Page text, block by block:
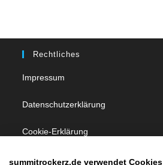
Rechtliches
Impressum
Datenschutzerklärung
Cookie-Erklärung
summitrockerz.de verwendet Cookies